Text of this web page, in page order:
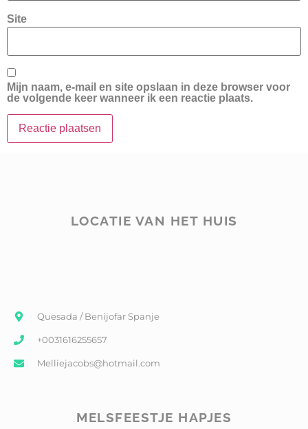
Site
Mijn naam, e-mail en site opslaan in deze browser voor
de volgende keer wanneer ik een reactie plaats.
LOCATIE VAN HET HUIS
Quesada / Benijofar Spanje
+0031616255657
Melliejacobs@hotmail.com
MELSFEESTJE HAPJES